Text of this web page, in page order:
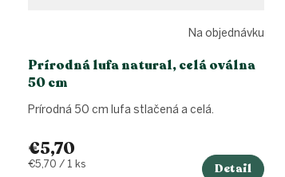
Prírodná lufa natural, celá oválna
50 cm
Na objednávku
€5,70
Jednotková
€5,70 / 1 ks Detail
Prírodná 50 cm lufa stlačená a celá.